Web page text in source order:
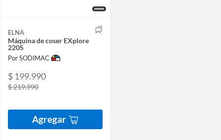
ELNA
Máquina de coser EXplore
220S
Por SODIMAC
$ 199.990
$ 219.990
Agregar